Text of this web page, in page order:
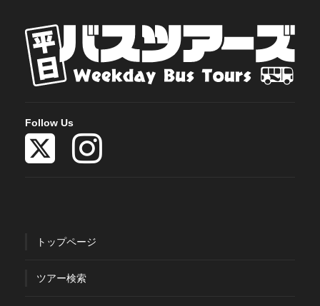
Follow Us
トップページ
ツアー検索